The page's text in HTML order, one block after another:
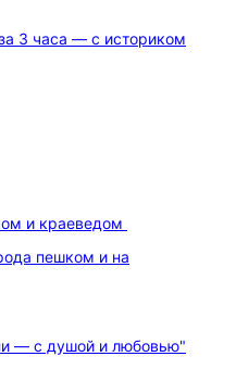
и краеведом
пешком и на